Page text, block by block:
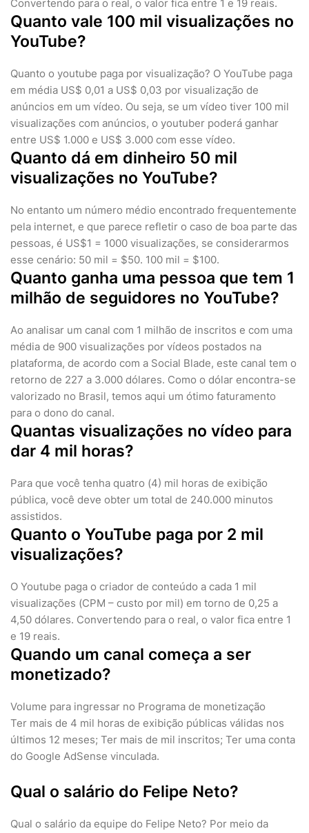
Convertendo para o real, o valor fica entre 1 e 19 reais.
Quanto vale 100 mil visualizações no
YouTube?
Quanto o youtube paga por visualização? O YouTube paga
em média US$ 0,01 a US$ 0,03 por visualização de
anúncios em um vídeo. Ou seja, se um vídeo tiver 100 mil
visualizações com anúncios, o youtuber poderá ganhar
entre US$ 1.000 e US$ 3.000 com esse vídeo.
Quanto dá em dinheiro 50 mil
visualizações no YouTube?
No entanto um número médio encontrado frequentemente
pela internet, e que parece refletir o caso de boa parte das
pessoas, é US$1 = 1000 visualizações, se considerarmos
esse cenário: 50 mil = $50. 100 mil = $100.
Quanto ganha uma pessoa que tem 1
milhão de seguidores no YouTube?
Ao analisar um canal com 1 milhão de inscritos e com uma
média de 900 visualizações por vídeos postados na
plataforma, de acordo com a Social Blade, este canal tem o
retorno de 227 a 3.000 dólares. Como o dólar encontra-se
valorizado no Brasil, temos aqui um ótimo faturamento
para o dono do canal.
Quantas visualizações no vídeo para
dar 4 mil horas?
Para que você tenha quatro (4) mil horas de exibição
pública, você deve obter um total de 240.000 minutos
assistidos.
Quanto o YouTube paga por 2 mil
visualizações?
O Youtube paga o criador de conteúdo a cada 1 mil
visualizações (CPM – custo por mil) em torno de 0,25 a
4,50 dólares. Convertendo para o real, o valor fica entre 1
e 19 reais.
Quando um canal começa a ser
monetizado?
Volume para ingressar no Programa de monetização
Ter mais de 4 mil horas de exibição públicas válidas nos
últimos 12 meses; Ter mais de mil inscritos; Ter uma conta
do Google AdSense vinculada.
Qual o salário do Felipe Neto?
Qual o salário da equipe do Felipe Neto? Por meio da